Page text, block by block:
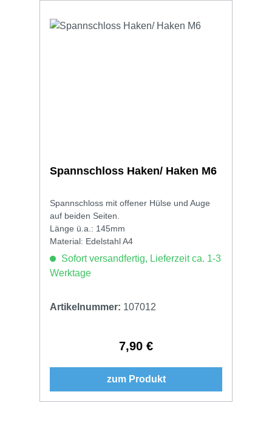
Spannschloss Haken/ Haken M6
Spannschloss mit offener Hülse und Auge
auf beiden Seiten.
Länge ü.a.: 145mm
Material: Edelstahl A4
Sofort versandfertig, Lieferzeit ca. 1-3
Werktage
Artikelnummer: 107012
Regulärer Preis:
7,90 €
zum Produkt